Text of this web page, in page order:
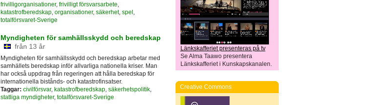
frivilligorganisationer, frivilligt försvarsarbete,
katastrofberedskap, organisationer, säkerhet, spel ,
totalförsvaret-Sverige
Myndigheten för samhällsskydd och beredskap
från 13 år
Myndigheten för samhällsskydd och beredskap arbetar med
samhällets beredskap inför allvarliga nationella kriser. Man
har också uppdrag från regeringen att hålla beredskap för
internationella bistånds- och katastrofinsatser.
Taggar: civilförsvar, katastrofberedskap, säkerhetspolitik,
statliga myndigheter, totalförsvaret-Sverige
Länkskafferiet presenteras på tv
Se Alma Taawo presentera
Länkskafferiet i Kunskapskanalen.
Creative Commons